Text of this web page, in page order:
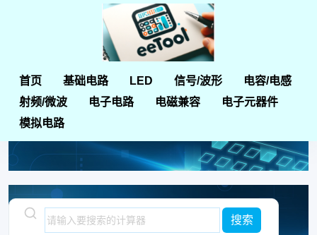
首页 基础电路 LED 信号/波形
电容/电感
射频/微波
电子电路 电磁兼容
电子元器件
模拟电路